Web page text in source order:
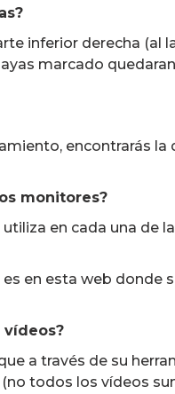
inferior derecha (al
marcado
encontrarás la
monitores?
en cada una de
en esta web donde
vídeos?
a través de su
todos los vídeos